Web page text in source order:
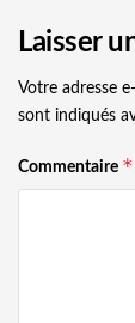
Laisser
Votre adresse
sont indiqués
Commentaire *